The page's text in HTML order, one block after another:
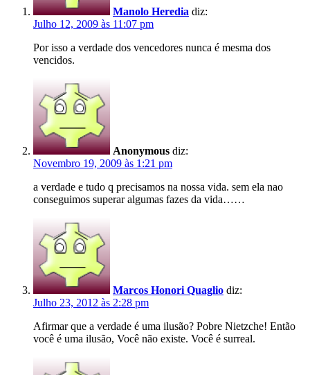
Manolo Heredia diz:
Julho 12, 2009 às 11:07 pm
Por isso a verdade dos vencedores nunca é mesma dos
vencidos.
Anonymous diz:
Novembro 19, 2009 às 1:21 pm
a verdade e tudo q precisamos na nossa vida. sem ela nao
conseguimos superar algumas fazes da vida……
Marcos Honori Quaglio diz:
Julho 23, 2012 às 2:28 pm
Afirmar que a verdade é uma ilusão? Pobre Nietzche! Então
você é uma ilusão, Você não existe. Você é surreal.